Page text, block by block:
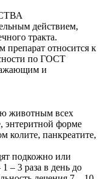
действием,
тракта.
препарат относится к
по ГОСТ
и
животным всех
энтеритной форме
колите, панкреатите,
подкожно или
– 3 раза в день до